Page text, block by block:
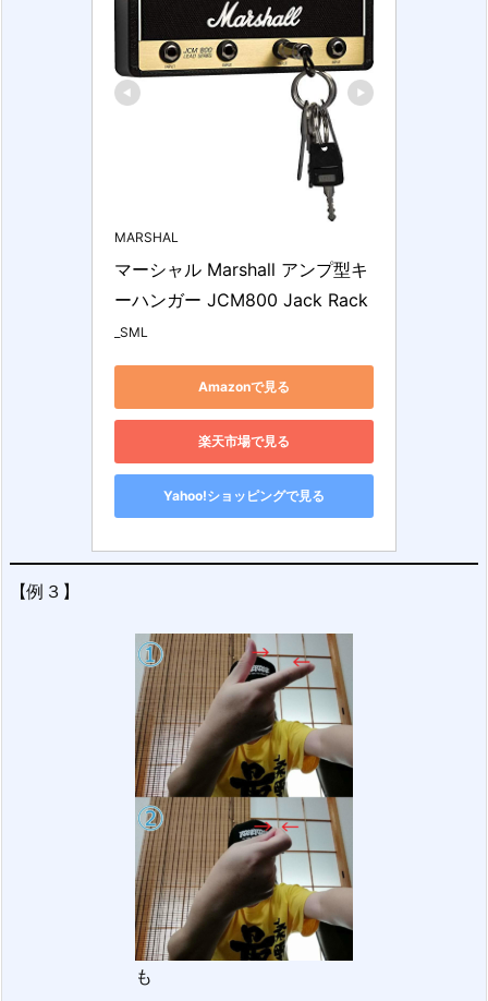
MARSHAL
マーシャル Marshall アンプ型キ
ーハンガー JCM800 Jack Rack
_SML
Amazonで見る
楽天市場で見る
Yahoo!ショッピングで見る
【例３】
も